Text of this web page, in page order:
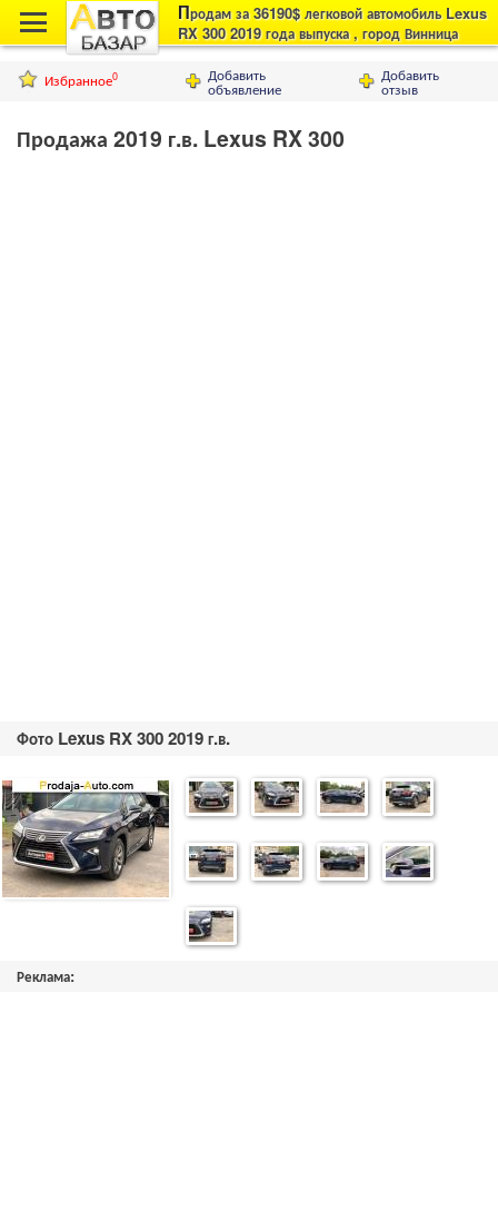
Продам за 36190$ легковой автомобиль Lexus
RX 300 2019 года выпуска , город Винница
Добавить
отзыв
Добавить
объявление
Избранное0
Продажа 2019 г.в. Lexus RX 300
Фото Lexus RX 300 2019 г.в.
Реклама: